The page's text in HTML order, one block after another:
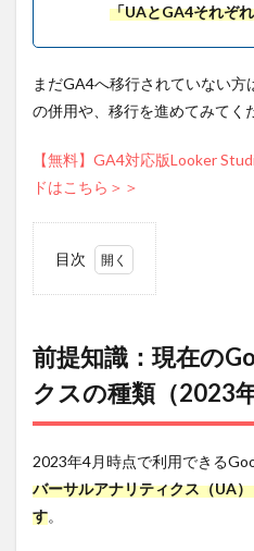
「UAとGA4それぞ
まだGA4へ移行されていない
の併用や、移行を進めてみてく
【無料】GA4対応版Looker
ドはこちら＞＞
目次
在の
Google
アナリ
ティク
スの種
（2023
年4月
前提知識：現在の
クスの種類（2023
2023年4月時点で利用できる
バーサルアナリティクス（UA
す。